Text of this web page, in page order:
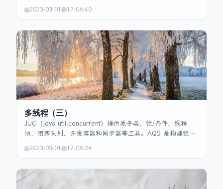
底层通过monitorenter/monitorexit 与对象头Mark Word 实
态代码块。Lock 为接口，需显式释放，可设超时、检测成
功、支持公平/非公平、读写锁。ReentrantLock 基于AQS 的
独占模式实现，内部有公平与非公平子类。除
synchronized/Lock外，可用volatile、原子类、
ThreadLocal、不可变对象保证安全。悲观锁使用
synchronized/Lock，乐观锁依赖CAS。公平锁按等待队列顺
序获取，非公平锁抢占更快。JDK 1.6 以后同步锁经历无锁→
CAS 控制。
2023-03-01 17:06:40
多线程（三）
JUC（java.util.concurrent）提供原子类、锁/条件、线程
池、阻塞队列、并发容器和同步器等工具。AQS 是构建锁和
实现阻塞/唤醒。LongAdder 通过分段计数单元降低 CAS 竞
立的变量存储，内部使用 ThreadLocalMap 并采用线性探测
解决哈希冲突。线程池复用线程降低创建成本，支持多种工
2023-03-01 17:08:24